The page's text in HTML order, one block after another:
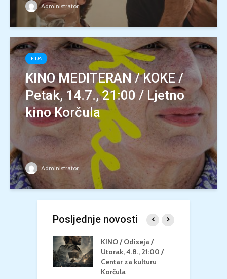
Administrator
FILM
KINO MEDITERAN / KOKE /
Petak, 14.7., 21:00 / Ljetno
kino Korčula
Administrator
Posljednje novosti
KINO / Odiseja /
Utorak, 4.8., 21:00 /
Centar za kulturu
Korčula